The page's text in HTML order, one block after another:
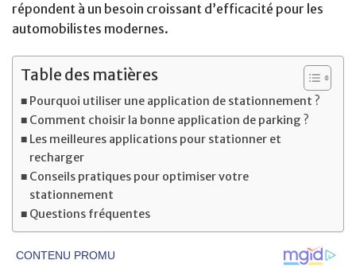
répondent à un besoin croissant d’efficacité pour les
automobilistes modernes.
Table des matières
Pourquoi utiliser une application de stationnement ?
Comment choisir la bonne application de parking ?
Les meilleures applications pour stationner et
recharger
Conseils pratiques pour optimiser votre
stationnement
Questions fréquentes